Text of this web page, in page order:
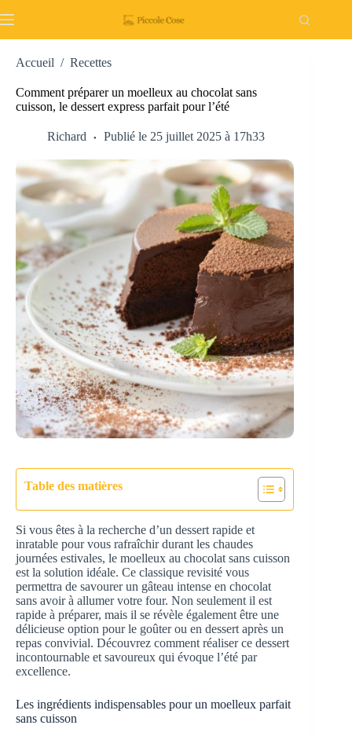
au
Accueil / Recettes
Comment préparer un moelleux au chocolat sans
cuisson, le dessert express parfait pour l’été
Richard Publié le 25 juillet 2025 à 17h33
Table des matières
Si vous êtes à la recherche d’un dessert rapide et
inratable pour vous rafraîchir durant les chaudes
journées estivales, le moelleux au chocolat sans cuisson
est la solution idéale. Ce classique revisité vous
permettra de savourer un gâteau intense en chocolat
sans avoir à allumer votre four. Non seulement il est
rapide à préparer, mais il se révèle également être une
délicieuse option pour le goûter ou en dessert après un
repas convivial. Découvrez comment réaliser ce dessert
incontournable et savoureux qui évoque l’été par
excellence.
Les ingrédients indispensables pour un moelleux parfait
sans cuisson